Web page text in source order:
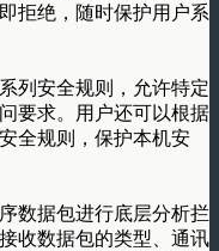
拒绝，随时保护用户系
安全规则，允许特定
要求。用户还可以根据
全规则，保护本机安
据包进行底层分析拦
收数据包的类型、通讯